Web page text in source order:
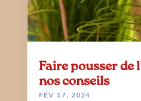
Faire pousser de
nos conseils
FÉV 17, 2024